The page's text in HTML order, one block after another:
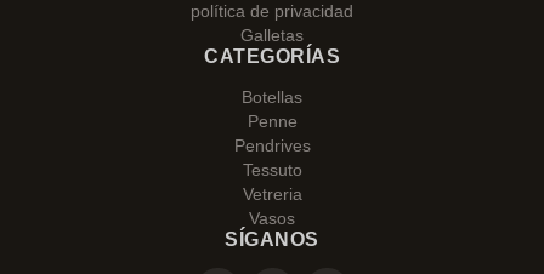
política de privacidad
Galletas
CATEGORÍAS
Botellas
Penne
Pendrives
Tessuto
Vetreria
Vasos
SÍGANOS